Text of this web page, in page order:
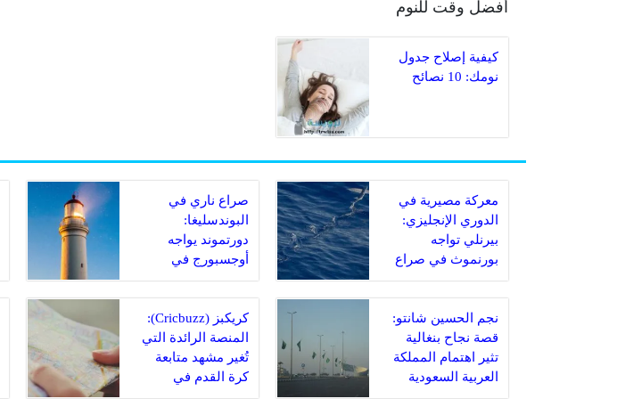
أفضل وقت للنوم
كيفية إصلاح جدول
نومك: 10 نصائح
معركة مصيرية في
الدوري الإنجليزي:
بيرنلي تواجه
بورنموث في صراع
البقاء
صراع ناري في
البوندسليغا:
دورتموند يواجه
أوجسبورج في
مباراة مصيرية
نجم الحسين شانتو:
قصة نجاح بنغالية
تثير اهتمام المملكة
العربية السعودية
كريكبز (Cricbuzz):
المنصة الرائدة التي
تُغير مشهد متابعة
كرة القدم في
السعودية